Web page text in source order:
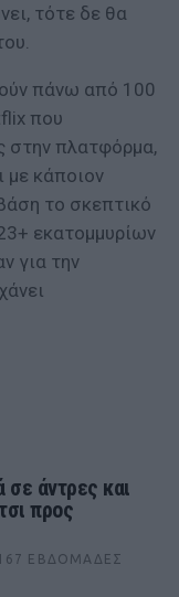
τότε δε θα
πάνω από 100
που
στην πλατφόρμα,
με κάποιον
το σκεπτικό
εκατομμυρίων
για την
σε άντρες και
προς
ΕΒΔΟΜΆΔΕΣ